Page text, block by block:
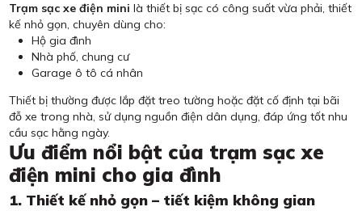
Trạm sạc xe điện mini là thiết bị sạc có công suất vừa phải, thiết
kế nhỏ gọn, chuyên dùng cho:
Hộ gia đình
Nhà phố, chung cư
Garage ô tô cá nhân
Thiết bị thường được lắp đặt treo tường hoặc đặt cố định tại bãi
đỗ xe trong nhà, sử dụng nguồn điện dân dụng, đáp ứng tốt nhu
cầu sạc hằng ngày.
Ưu điểm nổi bật của trạm sạc xe
điện mini cho gia đình
1. Thiết kế nhỏ gọn – tiết kiệm không gian